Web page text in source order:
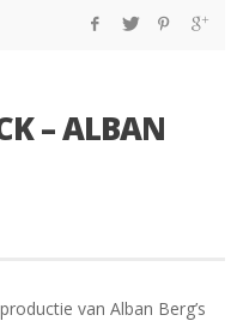
– ALBAN
van Alban Berg’s